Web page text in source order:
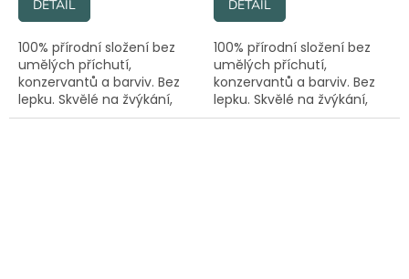
DETAIL
100% přírodní složení bez
umělých příchutí,
konzervantů a barviv. Bez
lepku. Skvělé na žvýkání,
přetahování i aportování.
DETAIL
100% přírodní složení bez
umělých příchutí,
konzervantů a barviv. Bez
lepku. Skvělé na žvýkání,
přetahování i aportování.